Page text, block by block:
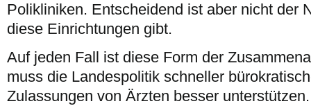
Polikliniken. Entscheidend ist aber nicht der
diese Einrichtungen gibt.
Auf jeden Fall ist diese Form der
muss die Landespolitik schneller
Zulassungen von Ärzten besser